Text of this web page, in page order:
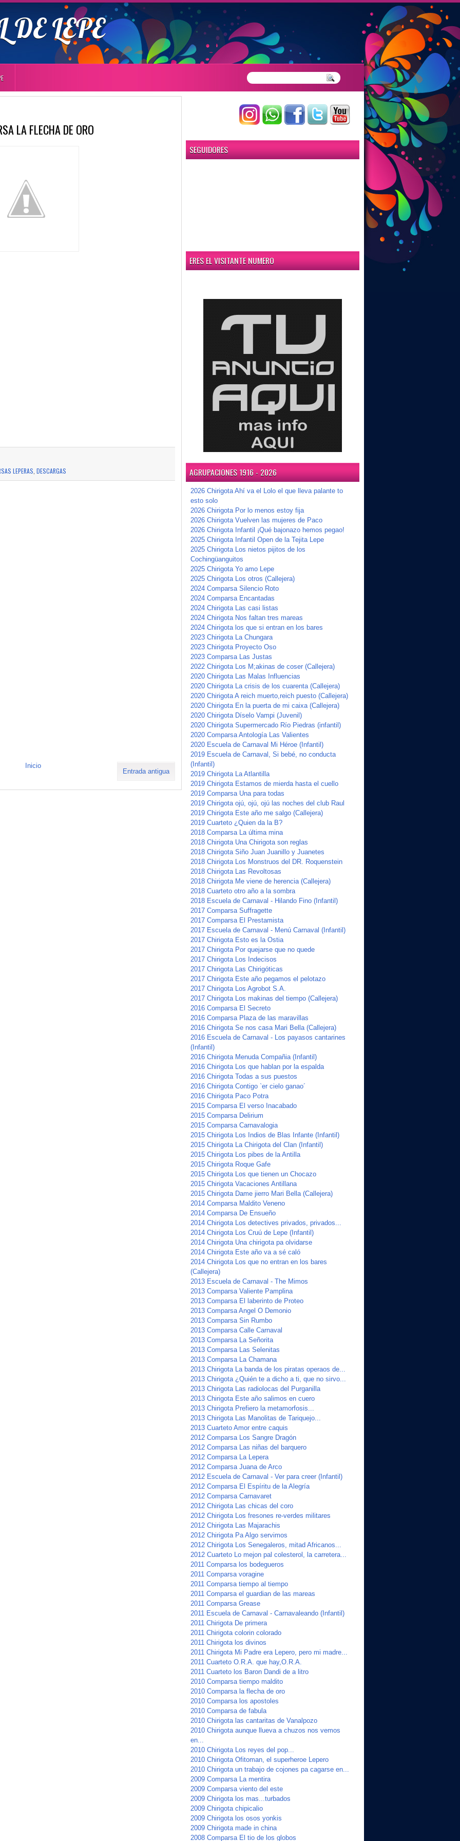
LEPE
LA FLECHA DE ORO
LEPERAS DESCARGAS
Entrada antigua
Inicio
SEGUIDORES
ERES EL VISITANTE NUMERO
AGRUPACIONES 1916 - 2026
2026 Chirigota Ahí va el Lolo el que lleva palante to
esto solo
2026 Chirigota Por lo menos estoy fija
2026 Chirigota Vuelven las mujeres de Paco
2026 Chirigota Infantil ¡Qué bajonazo hemos pegao!
2025 Chirigota Infantil Open de la Tejita Lepe
2025 Chirigota Los nietos pijitos de los
Cochingüanguitos
2025 Chirigota Yo amo Lepe
2025 Chirigota Los otros (Callejera)
2024 Comparsa Silencio Roto
2024 Comparsa Encantadas
2024 Chirigota Las casi listas
2024 Chirigota Nos faltan tres mareas
2024 Chirigota los que si entran en los bares
2023 Chirigota La Chungara
2023 Chirigota Proyecto Oso
2023 Comparsa Las Justas
2022 Chirigota Los M;akinas de coser (Callejera)
2020 Chirigota Las Malas Influencias
2020 Chirigota La crisis de los cuarenta (Callejera)
2020 Chirigota A reich muerto,reich puesto (Callejera)
2020 Chirigota En la puerta de mi caixa (Callejera)
2020 Chirigota Díselo Vampi (Juvenil)
2020 Chirigota Supermercado Río Piedras (infantil)
2020 Comparsa Antología Las Valientes
2020 Escuela de Carnaval Mi Héroe (Infantil)
2019 Escuela de Carnaval, Si bebé, no conducta
(Infantil)
2019 Chirigota La Atlantilla
2019 Chirigota Estamos de mierda hasta el cuello
2019 Comparsa Una para todas
2019 Chirigota ojú, ojú, ojú las noches del club Raul
2019 Chirigota Este año me salgo (Callejera)
2019 Cuarteto ¿Quien da la B?
2018 Comparsa La última mina
2018 Chirigota Una Chirigota son reglas
2018 Chirigota Siño Juan Juanillo y Juanetes
2018 Chirigota Los Monstruos del DR. Roquenstein
2018 Chirigota Las Revoltosas
2018 Chirigota Me viene de herencia (Callejera)
2018 Cuarteto otro año a la sombra
2018 Escuela de Carnaval - Hilando Fino (Infantil)
2017 Comparsa Suffragette
2017 Comparsa El Prestamista
2017 Escuela de Carnaval - Menú Carnaval (Infantil)
2017 Chirigota Esto es la Ostia
2017 Chirigota Por quejarse que no quede
2017 Chirigota Los Indecisos
2017 Chirigota Las Chirigóticas
2017 Chirigota Este año pegamos el pelotazo
2017 Chirigota Los Agrobot S.A.
2017 Chirigota Los makinas del tiempo (Callejera)
2016 Comparsa El Secreto
2016 Comparsa Plaza de las maravillas
2016 Chirigota Se nos casa Mari Bella (Callejera)
2016 Escuela de Carnaval - Los payasos cantarines
(Infantil)
2016 Chirigota Menuda Compañia (Infantil)
2016 Chirigota Los que hablan por la espalda
2016 Chirigota Todas a sus puestos
2016 Chirigota Contigo `er cielo ganao´
2016 Chirigota Paco Potra
2015 Comparsa El verso Inacabado
2015 Comparsa Delirium
2015 Comparsa Carnavalogia
2015 Chirigota Los Indios de Blas Infante (Infantil)
2015 Chirigota La Chirigota del Clan (Infantil)
2015 Chirigota Los pibes de la Antilla
2015 Chirigota Roque Gafe
2015 Chirigota Los que tienen un Chocazo
2015 Chirigota Vacaciones Antillana
2015 Chirigota Dame jierro Mari Bella (Callejera)
2014 Comparsa Maldito Veneno
2014 Comparsa De Ensueño
2014 Chirigota Los detectives privados, privados...
2014 Chirigota Los Cruú de Lepe (Infantil)
2014 Chirigota Una chirigota pa olvidarse
2014 Chirigota Este año va a sé caló
2014 Chirigota Los que no entran en los bares
(Callejera)
2013 Escuela de Carnaval - The Mimos
2013 Comparsa Valiente Pamplina
2013 Comparsa El laberinto de Proteo
2013 Comparsa Angel O Demonio
2013 Comparsa Sin Rumbo
2013 Comparsa Calle Carnaval
2013 Comparsa La Señorita
2013 Comparsa Las Selenitas
2013 Comparsa La Chamana
2013 Chirigota La banda de los piratas operaos de...
2013 Chirigota ¿Quién te a dicho a ti, que no sirvo...
2013 Chirigota Las radiolocas del Purganilla
2013 Chirigota Este año salimos en cuero
2013 Chirigota Prefiero la metamorfosis...
2013 Chirigota Las Manolitas de Tariquejo...
2013 Cuarteto Amor entre caquis
2012 Comparsa Los Sangre Dragón
2012 Comparsa Las niñas del barquero
2012 Comparsa La Lepera
2012 Comparsa Juana de Arco
2012 Escuela de Carnaval - Ver para creer (Infantil)
2012 Comparsa El Espíritu de la Alegría
2012 Comparsa Carnavaret
2012 Chirigota Las chicas del coro
2012 Chirigota Los fresones re-verdes militares
2012 Chirigota Las Majarachis
2012 Chirigota Pa Algo servimos
2012 Chirigota Los Senegaleros, mitad Africanos...
2012 Cuarteto Lo mejon pal colesterol, la carretera...
2011 Comparsa los bodegueros
2011 Comparsa voragine
2011 Comparsa tiempo al tiempo
2011 Comparsa el guardian de las mareas
2011 Comparsa Grease
2011 Escuela de Carnaval - Carnavaleando (Infantil)
2011 Chirigota De primera
2011 Chirigota colorin colorado
2011 Chirigota los divinos
2011 Chirigota Mi Padre era Lepero, pero mi madre...
2011 Cuarteto O.R.A. que hay,O.R.A.
2011 Cuarteto los Baron Dandi de a litro
2010 Comparsa tiempo maldito
2010 Comparsa la flecha de oro
2010 Comparsa los apostoles
2010 Comparsa de fabula
2010 Chirigota las cantaritas de Vanalpozo
2010 Chirigota aunque llueva a chuzos nos vemos
en...
2010 Chirigota Los reyes del pop...
2010 Chirigota Ofitoman, el superheroe Lepero
2010 Chirigota un trabajo de cojones pa cagarse en...
2009 Comparsa La mentira
2009 Comparsa viento del este
2009 Chirigota los mas...turbados
2009 Chirigota chipicalio
2009 Chirigota los osos yonkis
2009 Chirigota made in china
2008 Comparsa El tio de los globos